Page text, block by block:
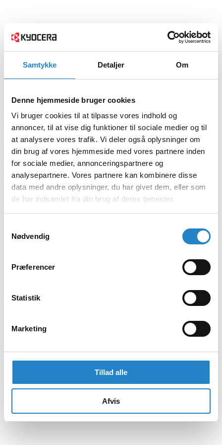
Samtykke Detaljer Om
Denne hjemmeside bruger cookies
Vi bruger cookies til at tilpasse vores indhold og
annoncer, til at vise dig funktioner til sociale medier og til
at analysere vores trafik. Vi deler også oplysninger om
din brug af vores hjemmeside med vores partnere inden
for sociale medier, annonceringspartnere og
analysepartnere. Vores partnere kan kombinere disse
data med andre oplysninger, du har givet dem, eller som
de har indsamlet fra din brug af deres tjenester.
Nødvendig
Præferencer
Statistik
Marketing
Tillad alle
Afvis